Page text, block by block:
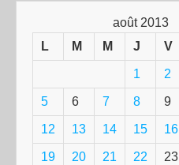
août 2013
L
M M J V
1 2
5 6 7 8 9
12 13 14 15 16
19 20 21 22 23